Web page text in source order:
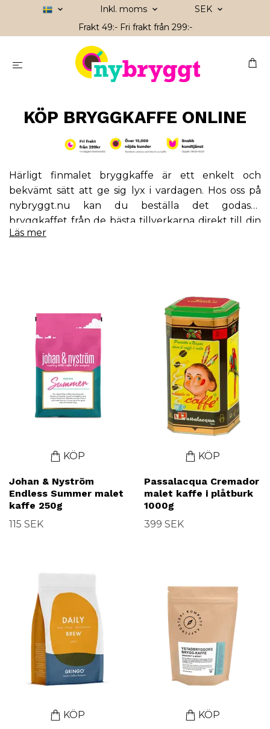
Inkl. moms
SEK
Frakt 49:- Fri frakt från 299:-
KÖP BRYGGKAFFE ONLINE
Härligt finmalet bryggkaffe är ett enkelt och
bekvämt sätt att ge sig lyx i vardagen. Hos oss på
nybryggt.nu kan du beställa det godaste
bryggkaffet från de bästa tillverkarna direkt till din
dörr. I vårt stora sortiment hittar du aromatiskt kaffe
balanserade smaker. Alla som du enkelt kan brygga
direkt i din filterbryggare.
Läs mer
KÖP
Johan & Nyström
Endless Summer malet
kaffe 250g
115 SEK
KÖP
Passalacqua Cremador
malet kaffe i plåtburk
1000g
399 SEK
KÖP KÖP